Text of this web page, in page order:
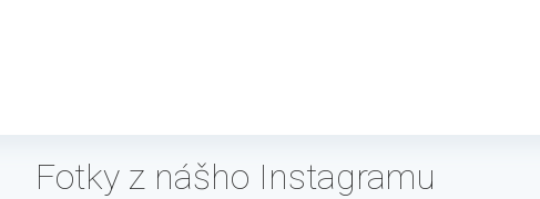
Fotky z nášho Instagramu